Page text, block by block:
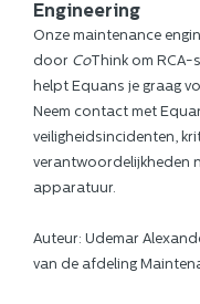
Engineering
Onze maintenance
door CoThink om RCA-
helpt Equans je graag
Neem contact met
veiligheidsincidenten,
verantwoordelijkheden
apparatuur.
Auteur: Udemar
van de afdeling